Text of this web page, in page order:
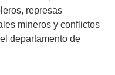
represas
mineros y conflictos
departamento de